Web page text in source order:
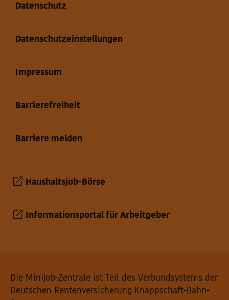
Datenschutz
Datenschutzeinstellungen
Impressum
Barrierefreiheit
Barriere melden
Haushaltsjob-Börse
Informationsportal für Arbeitgeber
Seiteninformationen
Die Minijob-Zentrale ist Teil des Verbundsystems der
Deutschen Rentenversicherung Knappschaft-Bahn-